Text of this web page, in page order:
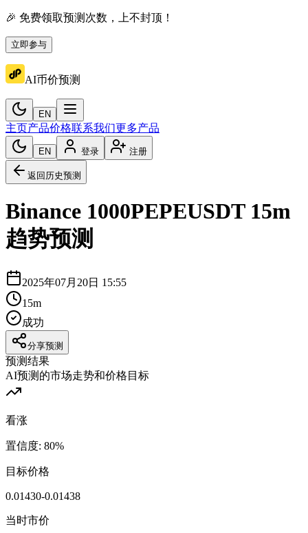
🎉 免费领取预测次数，上不封顶！
立即参与
AI币价预测
EN
主页产品价格联系我们更多产品
EN 登录 注册
返回历史预测
Binance 1000PEPEUSDT 15m
趋势预测
2025年07月20日 15:55
15m
成功
分享预测
预测结果
AI预测的市场走势和价格目标
看涨
置信度: 80%
目标价格
0.01430-0.01438
当时市价